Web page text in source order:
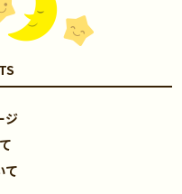
ジ
て